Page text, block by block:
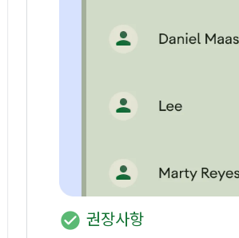
check_circle 권장사항